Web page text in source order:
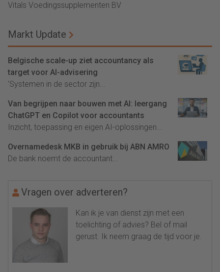
Vitals Voedingssupplementen BV
Markt Update
Belgische scale-up ziet accountancy als
target voor AI-advisering
'Systemen in de sector zijn...
Van begrijpen naar bouwen met AI: leergang
ChatGPT en Copilot voor accountants
Inzicht, toepassing en eigen AI-oplossingen...
Overnamedesk MKB in gebruik bij ABN AMRO
De bank noemt de accountant...
Vragen over adverteren?
Kan ik je van dienst zijn met een
toelichting of advies? Bel of mail
gerust. Ik neem graag de tijd voor je.